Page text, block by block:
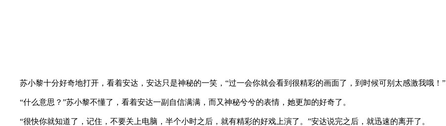
苏小黎十分好奇地打开，看着安达，安达只是神秘的一笑，“过一会你就会看到很精彩的画面了，到时候可别太感激我哦！”
“什么意思？”苏小黎不懂了，看着安达一副自信满满，而又神秘兮兮的表情，她更加的好奇了。
“很快你就知道了，记住，不要关上电脑，半个小时之后，就有精彩的好戏上演了。”安达说完之后，就迅速的离开了。